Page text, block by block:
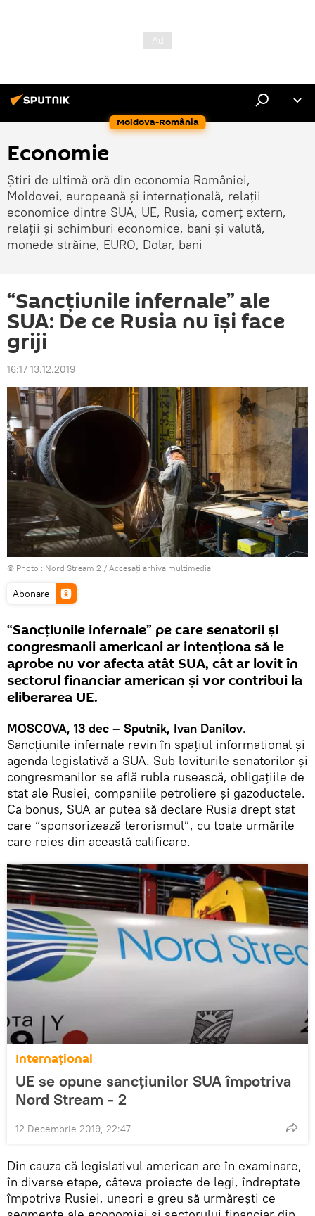
Moldova-România
Economie
Știri de ultimă oră din economia României,
Moldovei, europeană și internațională, relații
economice dintre SUA, UE, Rusia, comerț extern,
relații și schimburi economice, bani și valută,
monede străine, EURO, Dolar, bani
“Sancțiunile infernale” ale
SUA: De ce Rusia nu își face
griji
16:17 13.12.2019
© Photo : Nord Stream 2 / Accesați arhiva multimedia
Abonare
“Sancțiunile infernale” pe care senatorii și
congresmanii americani ar intenționa să le
aprobe nu vor afecta atât SUA, cât ar lovit în
sectorul financiar american și vor contribui la
eliberarea UE.
MOSCOVA, 13 dec – Sputnik, Ivan Danilov.
Sancțiunile infernale revin în spațiul informational și
agenda legislativă a SUA. Sub loviturile senatorilor și
congresmanilor se află rubla rusească, obligațiile de
stat ale Rusiei, companiile petroliere și gazoductele.
Ca bonus, SUA ar putea să declare Rusia drept stat
care “sponsorizează terorismul”, cu toate urmările
care reies din această calificare.
Internaţional
UE se opune sancțiunilor SUA împotriva
Nord Stream - 2
12 Decembrie 2019, 22:47
Din cauza că legislativul american are în examinare,
în diverse etape, câteva proiecte de legi, îndreptate
împotriva Rusiei, uneori e greu să urmărești ce